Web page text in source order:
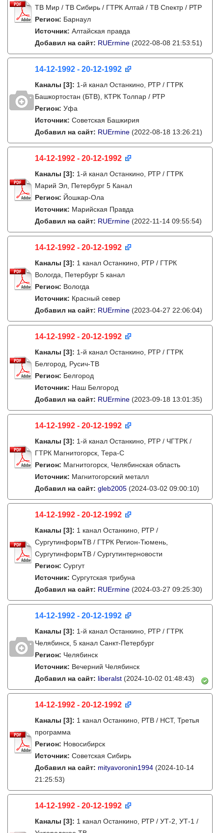
ТВ Мир / ТВ Сибирь / ГТРК Алтай / ТВ Спектр / РТР
Регион: Барнаул
Источник: Алтайская правда
Добавил на сайт: RUErmine (2022-08-08 21:53:51)
14-12-1992 - 20-12-1992
Каналы [3]: 1-й канал Останкино, РТР / ГТРК
Башкортостан (БТВ), КТРК Толпар / РТР
Регион: Уфа
Источник: Советская Башкирия
Добавил на сайт: RUErmine (2022-08-18 13:26:21)
14-12-1992 - 20-12-1992
Каналы [3]: 1-й канал Останкино, РТР / ГТРК
Марий Эл, Петербург 5 Канал
Регион: Йошкар-Ола
Источник: Марийская Правда
Добавил на сайт: RUErmine (2022-11-14 09:55:54)
14-12-1992 - 20-12-1992
Каналы [3]: 1 канал Останкино, РТР / ГТРК
Вологда, Петербург 5 канал
Регион: Вологда
Источник: Красный север
Добавил на сайт: RUErmine (2023-04-27 22:06:04)
14-12-1992 - 20-12-1992
Каналы [3]: 1-й канал Останкино, РТР / ГТРК
Белгород, Русич-ТВ
Регион: Белгород
Источник: Наш Белгород
Добавил на сайт: RUErmine (2023-09-18 13:01:35)
14-12-1992 - 20-12-1992
Каналы [3]: 1-й канал Останкино, РТР / ЧГТРК /
ГТРК Магнитогорск, Тера-С
Регион: Магнитогорск, Челябинская область
Источник: Магнитогорский металл
Добавил на сайт: gleb2005 (2024-03-02 09:00:10)
14-12-1992 - 20-12-1992
Каналы [3]: 1 канал Останкино, РТР /
СургутинформТВ / ГТРК Регион-Тюмень,
СургутинформТВ / Сургутинтерновости
Регион: Сургут
Источник: Сургутская трибуна
Добавил на сайт: RUErmine (2024-03-27 09:25:30)
14-12-1992 - 20-12-1992
Каналы [3]: 1-й канал Останкино, РТР / ГТРК
Челябинск, 5 канал Санкт-Петербург
Регион: Челябинск
Источник: Вечерний Челябинск
Добавил на сайт: liberalst (2024-10-02 01:48:43)
14-12-1992 - 20-12-1992
Каналы [3]: 1 канал Останкино, РТВ / НСТ, Третья
программа
Регион: Новосибирск
Источник: Советская Сибирь
Добавил на сайт: mityavoronin1994 (2024-10-14
21:25:53)
14-12-1992 - 20-12-1992
Каналы [3]: 1 канал Останкино, РТР / УТ-2, УТ-1 /